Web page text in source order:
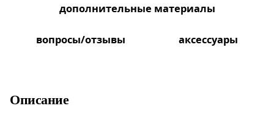
дополнительные материалы
вопросы/отзывы аксессуары
Описание